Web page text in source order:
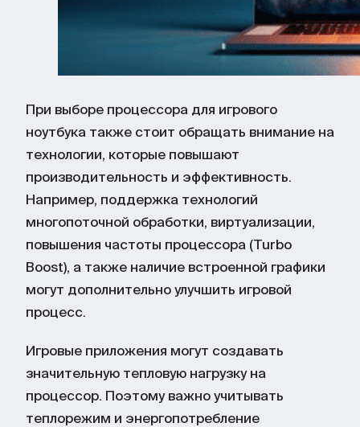
При выборе процессора для игрового
ноутбука также стоит обращать внимание на
технологии, которые повышают
производительность и эффективность.
Например, поддержка технологий
многопоточной обработки, виртуализации,
повышения частоты процессора (Turbo
Boost), а также наличие встроенной графики
могут дополнительно улучшить игровой
процесс.
Игровые приложения могут создавать
значительную тепловую нагрузку на
процессор. Поэтому важно учитывать
теплорежим и энергопотребление